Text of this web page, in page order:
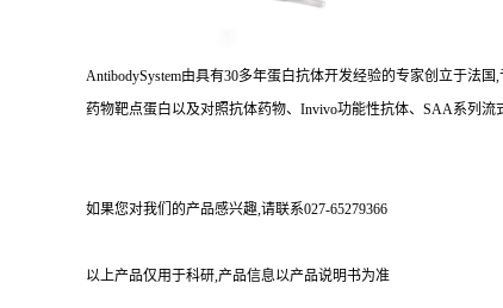
AntibodySystem由具有30多年蛋白抗体开发经验的专家创立于法
药物靶点蛋白以及对照抗体药物、Invivo功能性抗体、SAA系列
如果您对我们的产品感兴趣,请联系027-65279366
以上产品仅用于科研,产品信息以产品说明书为准